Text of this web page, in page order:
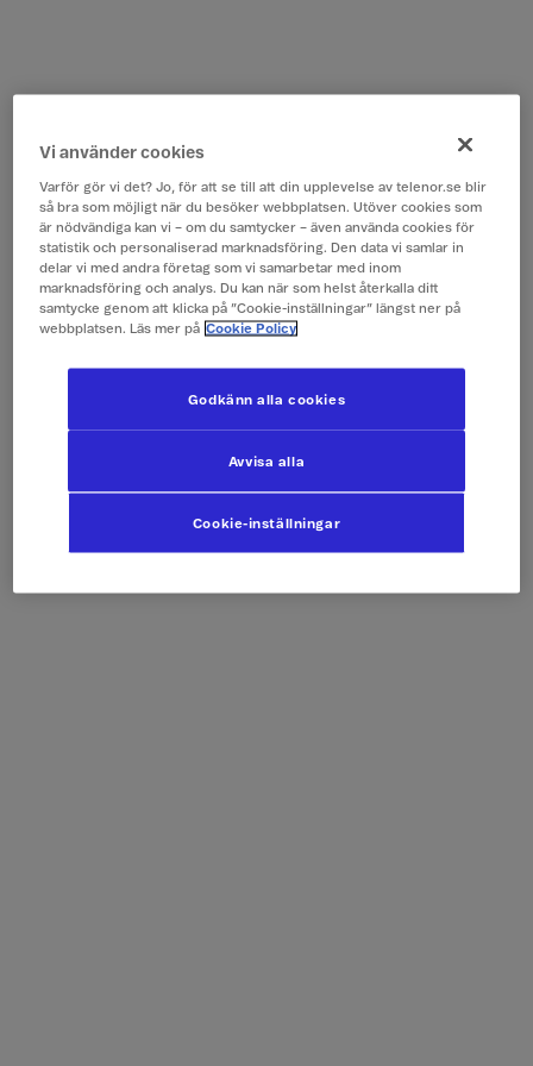
Vi använder cookies
Varför gör vi det? Jo, för att se till att din upplevelse av telenor.se blir
så bra som möjligt när du besöker webbplatsen. Utöver cookies som
är nödvändiga kan vi – om du samtycker – även använda cookies för
statistik och personaliserad marknadsföring. Den data vi samlar in
delar vi med andra företag som vi samarbetar med inom
marknadsföring och analys. Du kan när som helst återkalla ditt
samtycke genom att klicka på ”Cookie-inställningar” längst ner på
webbplatsen. Läs mer på Cookie Policy
Cookie-inställningar
Avvisa alla
Godkänn alla cookies